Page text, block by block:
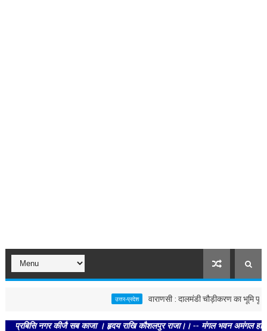
उत्तर-प्रदेश वाराणसी : दालमंडी चौड़ीकरण का भूमि पूजन,
नगर कीजै सब काजा । हृदय राखि कौशलपुर राजा।। -- मंगल भवन अमंगल हारी।